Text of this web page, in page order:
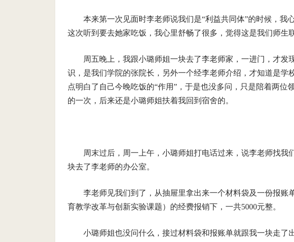
本来第一次见面时李老师说我们是“利益共同体”的时候，我
这次听到要去她家吃饭，我心里舒畅了很多，觉得这是我们师生
周五晚上，我跟小璐师姐一块去了李老师家，一进门，才发
识，是我们学院的张院长，另外一个经李老师介绍，才知道是学
点明白了自己今晚吃饭的“作用”，于是也没多问，只是陪着两位
的一次，后来还是小璐师姐扶着我回到宿舍的。
周末过后，周一上午，小璐师姐打电话过来，说李老师找我
块去了李老师的办公室。
李老师见我们到了，从抽屉里拿出来一个材料袋及一份报账
育教学改革与创新实验课题）的经费报销下，一共5000元整。
小璐师姐也没问什么，接过材料袋和报账单就跟我一块走了